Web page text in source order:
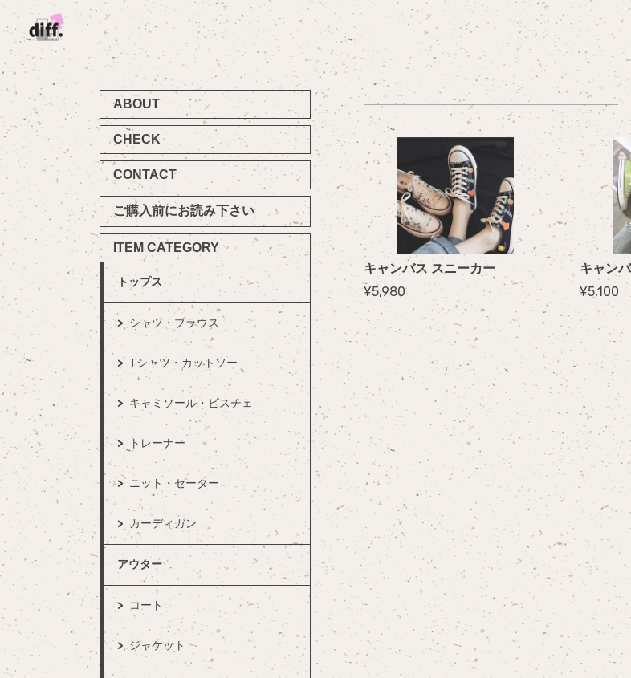
ABOUT
CHECK
CONTACT
ご購入前にお読み下さい
ITEM CATEGORY
トップス
シャツ・ブラウス
Tシャツ・カットソー
キャミソール・ビスチェ
トレーナー
ニット・セーター
カーディガン
アウター
コート
ジャケット
キャンバス スニーカー
¥5,980 ¥5,100